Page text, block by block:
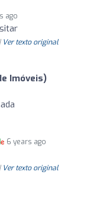
ago
Ver texto original
Imóveis)
6 years ago
Ver texto original